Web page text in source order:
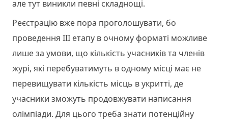
але тут виникли певні складнощі.
Реєстрацію вже пора проголошувати, бо
проведення ІІІ етапу в очному форматі можливе
лише за умови, що кількість учасників та членів
журі, які перебуватимуть в одному місці має не
перевищувати кількість місць в укритті, де
учасники зможуть продовжувати написання
олімпіади. Для цього треба знати потенційну